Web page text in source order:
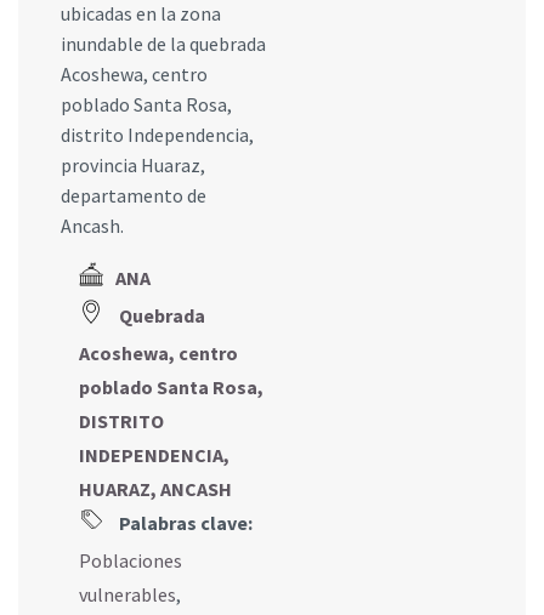
ubicadas en la zona
inundable de la quebrada
Acoshewa, centro
poblado Santa Rosa,
distrito Independencia,
provincia Huaraz,
departamento de
Ancash.
ANA
Quebrada
Acoshewa, centro
poblado Santa Rosa,
DISTRITO
INDEPENDENCIA,
HUARAZ, ANCASH
Palabras clave:
Poblaciones
vulnerables,